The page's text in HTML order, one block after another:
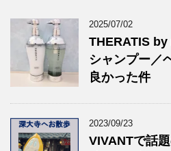
2025/07/02
THERATIS
シャンプー／
良かった件
2023/09/23
VIVANTで話